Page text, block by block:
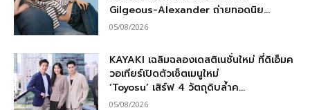
Gilgeous-Alexander ถ่ายทอดนิย...
05/08/2026
KAYAKI เฉลิมฉลองเดสติเนชั่นใหม่ ที่ดิเอ็มค
วอเทียร์เปิดตัวเซ็ตเมนูใหม่
‘Toyosu’ เสิร์ฟ 4 วัตถุดิบล้ำค...
05/08/2026